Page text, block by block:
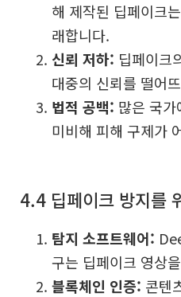
해 제작된 딥페이크
래합니다.
신뢰 저하: 딥페이크
대중의 신뢰를 떨어
법적 공백: 많은 국
미비해 피해 구제가
4.4 딥페이크 방지를
탐지 소프트웨어:
구는 딥페이크 영상
블록체인 인증: 콘텐